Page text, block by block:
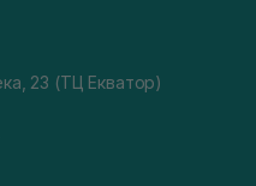
23 (ТЦ Екватор)